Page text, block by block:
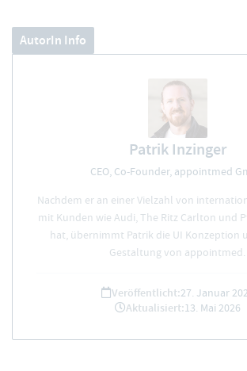
AutorIn Info
Patrik Inzinger
CEO, Co-Founder, appointmed
Nachdem er an einer Vielzahl von
mit Kunden wie Audi, The Ritz Carlton und
hat, übernimmt Patrik die UI Konzeption
Gestaltung von appointmed.
Veröffentlicht:27. Januar
Aktualisiert:13. Mai 2026